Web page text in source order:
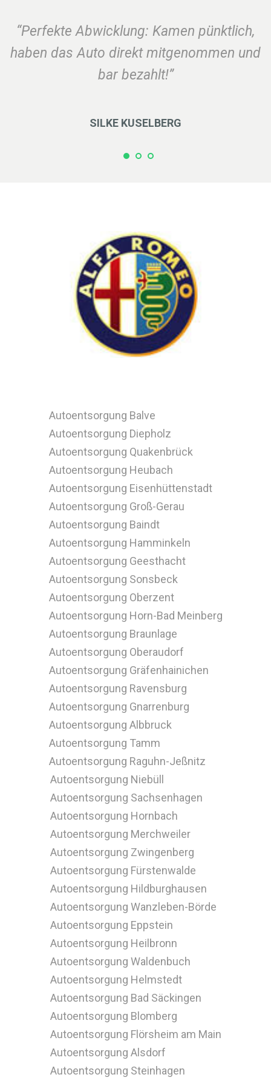
“Perfekte Abwicklung: Kamen pünktlich,
haben das Auto direkt mitgenommen und
bar bezahlt!”
SILKE KUSELBERG
Autoentsorgung Balve
Autoentsorgung Diepholz
Autoentsorgung Quakenbrück
Autoentsorgung Heubach
Autoentsorgung Eisenhüttenstadt
Autoentsorgung Groß-Gerau
Autoentsorgung Baindt
Autoentsorgung Hamminkeln
Autoentsorgung Geesthacht
Autoentsorgung Sonsbeck
Autoentsorgung Oberzent
Autoentsorgung Horn-Bad Meinberg
Autoentsorgung Braunlage
Autoentsorgung Oberaudorf
Autoentsorgung Gräfenhainichen
Autoentsorgung Ravensburg
Autoentsorgung Gnarrenburg
Autoentsorgung Albbruck
Autoentsorgung Tamm
Autoentsorgung Raguhn-Jeßnitz
Autoentsorgung Niebüll
Autoentsorgung Sachsenhagen
Autoentsorgung Hornbach
Autoentsorgung Merchweiler
Autoentsorgung Zwingenberg
Autoentsorgung Fürstenwalde
Autoentsorgung Hildburghausen
Autoentsorgung Wanzleben-Börde
Autoentsorgung Eppstein
Autoentsorgung Heilbronn
Autoentsorgung Waldenbuch
Autoentsorgung Helmstedt
Autoentsorgung Bad Säckingen
Autoentsorgung Blomberg
Autoentsorgung Flörsheim am Main
Autoentsorgung Alsdorf
Autoentsorgung Steinhagen